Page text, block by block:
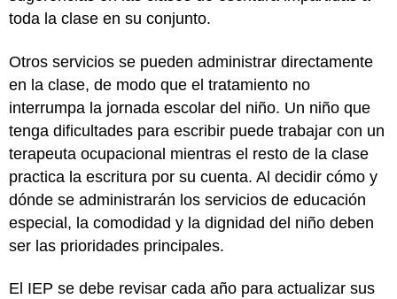
toda la clase en su conjunto.
Otros servicios se pueden administrar directamente
en la clase, de modo que el tratamiento no
interrumpa la jornada escolar del niño. Un niño que
tenga dificultades para escribir puede trabajar con un
terapeuta ocupacional mientras el resto de la clase
practica la escritura por su cuenta. Al decidir cómo y
dónde se administrarán los servicios de educación
especial, la comodidad y la dignidad del niño deben
ser las prioridades principales.
El IEP se debe revisar cada año para actualizar sus